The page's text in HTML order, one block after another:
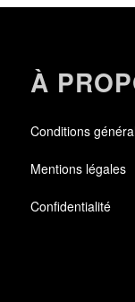
À
Conditions
Mentions légales
Confidentialité